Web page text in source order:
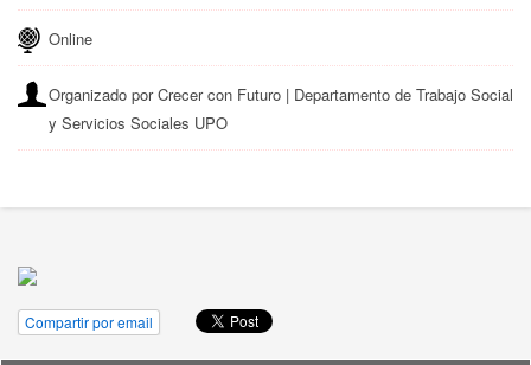
Online
Organizado por Crecer con Futuro | Departamento de Trabajo Social
y Servicios Sociales UPO
Compartir por email